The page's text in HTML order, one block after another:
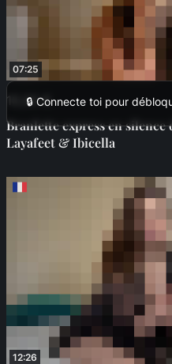
07:25
🔒 Connecte toi pour
10,00 €
Branlette express en silence
Layafeet & Ibicella
12:26